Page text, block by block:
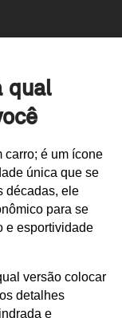
qual
carro; é um ícone
única que se
décadas, ele
para se
e esportividade
versão colocar
detalhes
e